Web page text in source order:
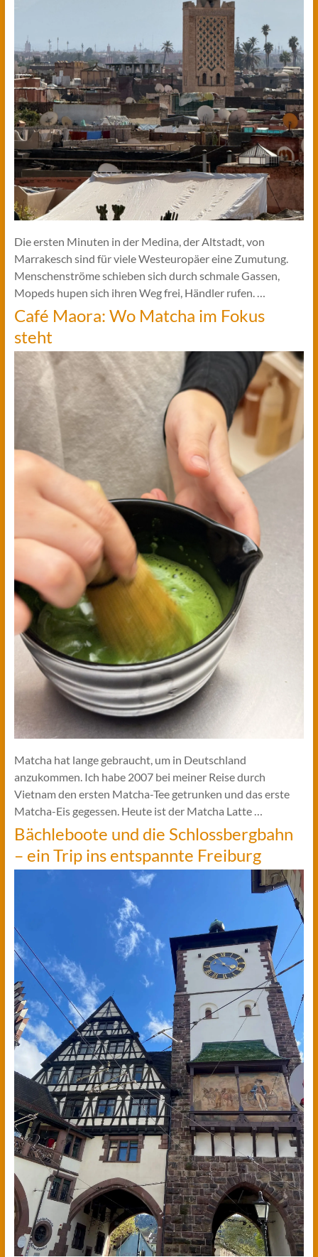
Die ersten Minuten in der Medina, der Altstadt, von
Marrakesch sind für viele Westeuropäer eine Zumutung.
Menschenströme schieben sich durch schmale Gassen,
Mopeds hupen sich ihren Weg frei, Händler rufen. …
Café Maora: Wo Matcha im Fokus
steht
Matcha hat lange gebraucht, um in Deutschland
anzukommen. Ich habe 2007 bei meiner Reise durch
Vietnam den ersten Matcha-Tee getrunken und das erste
Matcha-Eis gegessen. Heute ist der Matcha Latte …
Bächleboote und die Schlossbergbahn
– ein Trip ins entspannte Freiburg